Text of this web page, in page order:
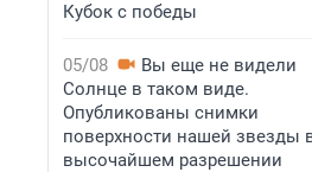
Кубок с победы
05/08
Вы еще не видели
Солнце в таком виде.
Опубликованы снимки
поверхности нашей звезды
высочайшем разрешении